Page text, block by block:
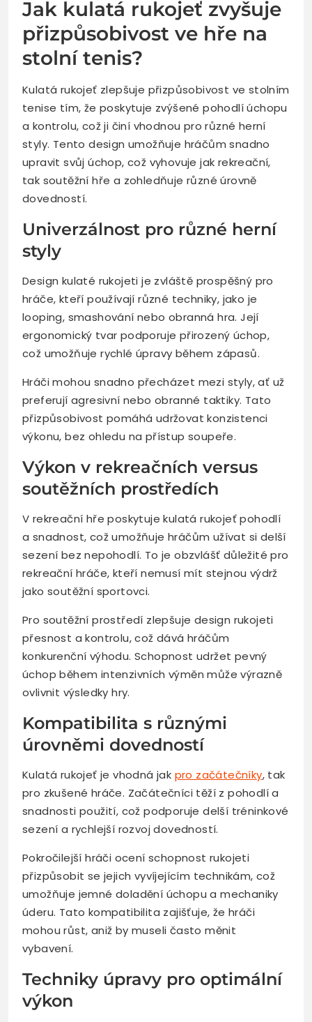
Jak kulatá rukojeť zvyšuje
přizpůsobivost ve hře na
stolní tenis?
Kulatá rukojeť zlepšuje přizpůsobivost ve stolním
tenise tím, že poskytuje zvýšené pohodlí úchopu
a kontrolu, což ji činí vhodnou pro různé herní
styly. Tento design umožňuje hráčům snadno
upravit svůj úchop, což vyhovuje jak rekreační,
tak soutěžní hře a zohledňuje různé úrovně
dovedností.
Univerzálnost pro různé herní
styly
Design kulaté rukojeti je zvláště prospěšný pro
hráče, kteří používají různé techniky, jako je
looping, smashování nebo obranná hra. Její
ergonomický tvar podporuje přirozený úchop,
což umožňuje rychlé úpravy během zápasů.
Hráči mohou snadno přecházet mezi styly, ať už
preferují agresivní nebo obranné taktiky. Tato
přizpůsobivost pomáhá udržovat konzistenci
výkonu, bez ohledu na přístup soupeře.
Výkon v rekreačních versus
soutěžních prostředích
V rekreační hře poskytuje kulatá rukojeť pohodlí
a snadnost, což umožňuje hráčům užívat si delší
sezení bez nepohodlí. To je obzvlášť důležité pro
rekreační hráče, kteří nemusí mít stejnou výdrž
jako soutěžní sportovci.
Pro soutěžní prostředí zlepšuje design rukojeti
přesnost a kontrolu, což dává hráčům
konkurenční výhodu. Schopnost udržet pevný
úchop během intenzivních výměn může výrazně
ovlivnit výsledky hry.
Kompatibilita s různými
úrovněmi dovedností
Kulatá rukojeť je vhodná jak pro začátečníky, tak
pro zkušené hráče. Začátečníci těží z pohodlí a
snadnosti použití, což podporuje delší tréninkové
sezení a rychlejší rozvoj dovedností.
Pokročilejší hráči ocení schopnost rukojeti
přizpůsobit se jejich vyvíjejícím technikám, což
umožňuje jemné doladění úchopu a mechaniky
úderu. Tato kompatibilita zajišťuje, že hráči
mohou růst, aniž by museli často měnit
vybavení.
Techniky úpravy pro optimální
výkon